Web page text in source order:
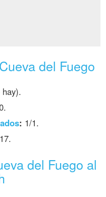
del Fuego
: 1/1.
del Fuego al